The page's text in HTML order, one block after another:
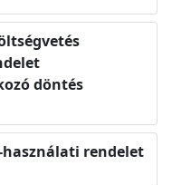
döntés
rendelet